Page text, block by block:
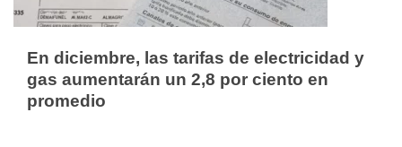
En diciembre, las tarifas de electricidad y
gas aumentarán un 2,8 por ciento en
promedio